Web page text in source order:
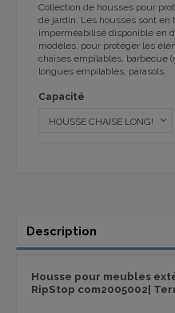
Collection de housses pour
de jardin. Les housses sont
imperméabilisé disponible en
modèles, pour protéger les
chaises empilables, barbecue
longues empilables, parasols.
Capacité
Description
Housse pour meubles
RipStop com2005002|